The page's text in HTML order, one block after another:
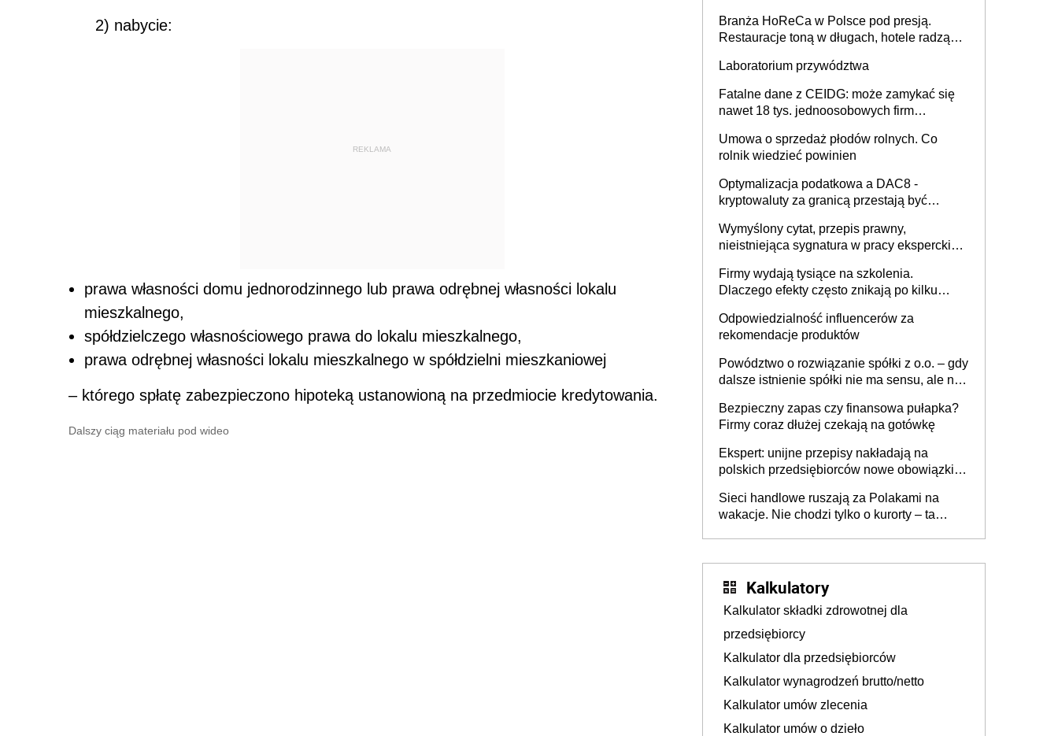
2) nabycie:
REKLAMA
prawa własności domu jednorodzinnego lub prawa odrębnej własności lokalu
mieszkalnego,
spółdzielczego własnościowego prawa do lokalu mieszkalnego,
prawa odrębnej własności lokalu mieszkalnego w spółdzielni mieszkaniowej
– którego spłatę zabezpieczono hipoteką ustanowioną na przedmiocie kredytowania.
Dalszy ciąg materiału pod wideo
Branża HoReCa w Polsce pod presją.
Restauracje toną w długach, hotele radzą
Laboratorium przywództwa
Fatalne dane z CEIDG: może zamykać się
nawet 18 tys. jednoosobowych firm
Umowa o sprzedaż płodów rolnych. Co
rolnik wiedzieć powinien
Optymalizacja podatkowa a DAC8 -
kryptowaluty za granicą przestają być
Wymyślony cytat, przepis prawny,
nieistniejąca sygnatura w pracy eksperckiej -
firmie
Firmy wydają tysiące na szkolenia.
Dlaczego efekty często znikają po kilku
Odpowiedzialność influencerów za
rekomendacje produktów
Powództwo o rozwiązanie spółki z o.o. – gdy
dalsze istnienie spółki nie ma sensu, ale nie
Bezpieczny zapas czy finansowa pułapka?
Firmy coraz dłużej czekają na gotówkę
Ekspert: unijne przepisy nakładają na
polskich przedsiębiorców nowe obowiązki w
Sieci handlowe ruszają za Polakami na
wakacje. Nie chodzi tylko o kurorty – ta
Kalkulatory
Kalkulator składki zdrowotnej dla
przedsiębiorcy
Kalkulator dla przedsiębiorców
Kalkulator wynagrodzeń brutto/netto
Kalkulator umów zlecenia
Kalkulator umów o dzieło